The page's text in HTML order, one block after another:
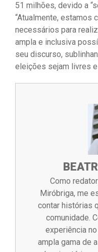
51 milhões, devido a
“Atualmente, estamos
necessários para
ampla e inclusiva
seu discurso,
eleições sejam livres e
Como
Miróbriga, me
contar histórias
comunidade.
experiência
ampla gama de